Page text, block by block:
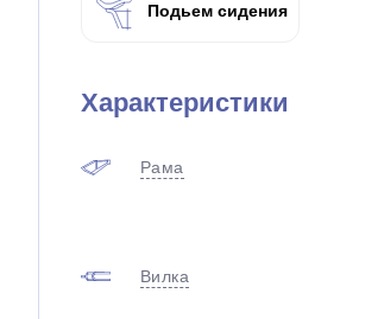
Подьем сидения
Характеристики
Рама
Вилка